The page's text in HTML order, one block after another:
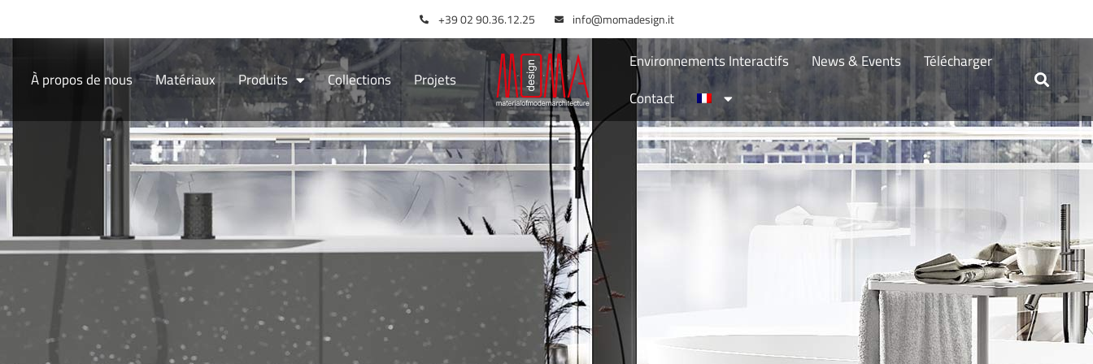
+39 02 90.36.12.25 info@momadesign.it
À propos de nous Matériaux Produits Collections Projets
Environnements Interactifs News & Events
Télécharger
Contact